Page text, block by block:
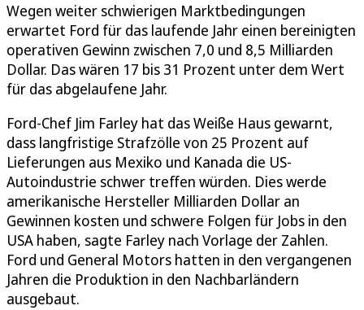
Wegen weiter schwierigen Marktbedingungen
erwartet Ford für das laufende Jahr einen bereinigten
operativen Gewinn zwischen 7,0 und 8,5 Milliarden
Dollar. Das wären 17 bis 31 Prozent unter dem Wert
für das abgelaufene Jahr.
Ford-Chef Jim Farley hat das Weiße Haus gewarnt,
dass langfristige Strafzölle von 25 Prozent auf
Lieferungen aus Mexiko und Kanada die US-
Autoindustrie schwer treffen würden. Dies werde
amerikanische Hersteller Milliarden Dollar an
Gewinnen kosten und schwere Folgen für Jobs in den
USA haben, sagte Farley nach Vorlage der Zahlen.
Ford und General Motors hatten in den vergangenen
Jahren die Produktion in den Nachbarländern
ausgebaut.